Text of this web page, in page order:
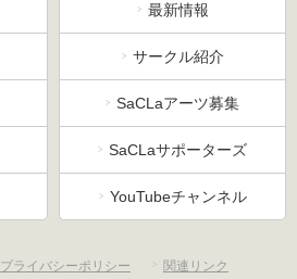
最新情報
サークル紹介
SaCLaアーツ募集
SaCLaサポーターズ
YouTubeチャンネル
プライバシーポリシー 関連リンク